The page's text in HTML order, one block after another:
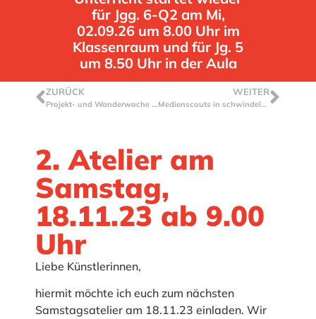
für Jgg. 6-Q2 am Mi,
02.09.26 um 8.00 Uhr im
Klassenraum und für Jg. 5
um 8.50 Uhr in der Aula
ZURÜCK
Projekt- und Wanderwoche vom 25.09. – 29.09.2023
WEITER
Medienscouts in schwindelnder Höhe
2. Atelier am
Samstag,
18.11.23 ab 9.00
Uhr
Liebe Künstlerinnen,
hiermit möchte ich euch zum nächsten
Samstagsatelier am 18.11.23 einladen. Wir